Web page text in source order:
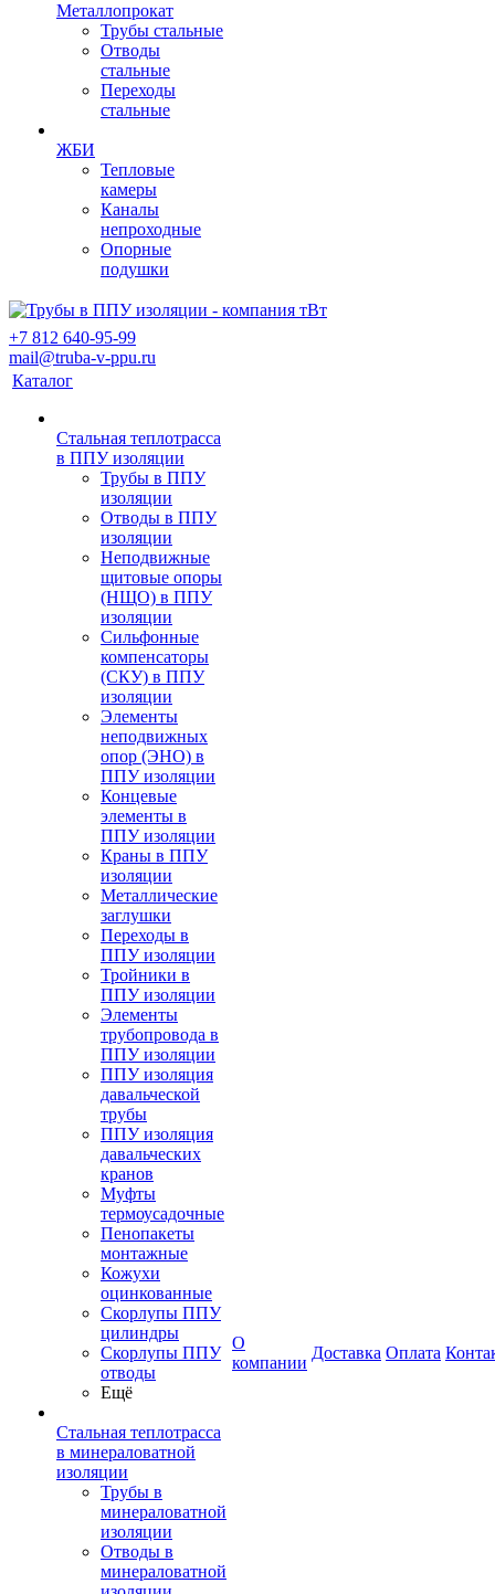
Металлопрокат
Трубы стальные
Отводы
стальные
Переходы
стальные
ЖБИ
Тепловые
камеры
Каналы
непроходные
Опорные
подушки
+7 812 640-95-99
mail@truba-v-ppu.ru
Каталог
Стальная теплотрасса
в ППУ изоляции
Трубы в ППУ
изоляции
Отводы в ППУ
изоляции
Неподвижные
щитовые опоры
(НЩО) в ППУ
изоляции
Cильфонные
компенсаторы
(СКУ) в ППУ
изоляции
Элементы
неподвижных
опор (ЭНО) в
ППУ изоляции
Концевые
элементы в
ППУ изоляции
Краны в ППУ
изоляции
Металлические
заглушки
Переходы в
ППУ изоляции
Тройники в
ППУ изоляции
Элементы
трубопровода в
ППУ изоляции
ППУ изоляция
давальческой
трубы
ППУ изоляция
давальческих
кранов
Муфты
термоусадочные
Пенопакеты
монтажные
Кожухи
оцинкованные
Скорлупы ППУ
цилиндры
Скорлупы ППУ
отводы
Ещё
Стальная теплотрасса
в минераловатной
изоляции
Трубы в
минераловатной
изоляции
Отводы в
минераловатной
О
компании
Доставка Оплата